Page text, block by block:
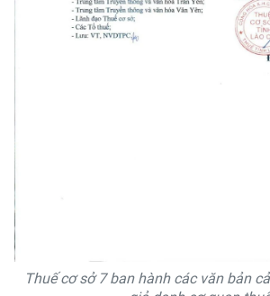
Thuế cơ sở 7 ban hành các văn bản